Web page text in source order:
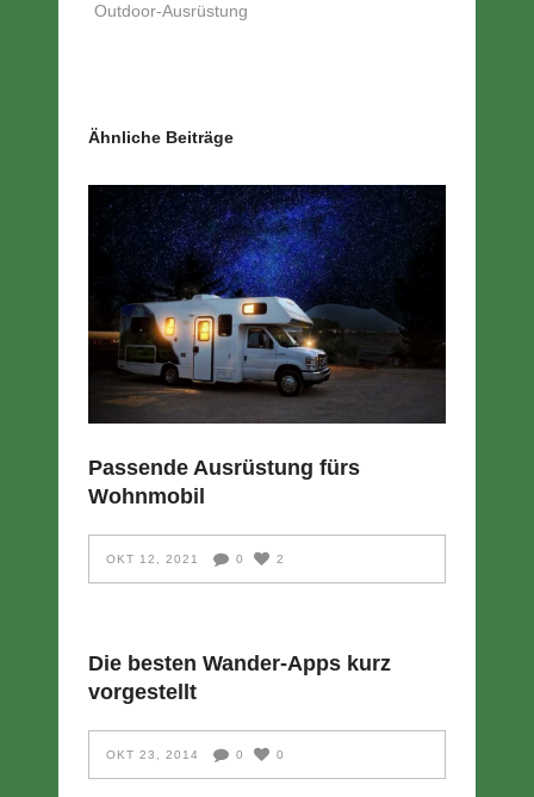
Outdoor-Ausrüstung
Ähnliche Beiträge
Passende Ausrüstung fürs
Wohnmobil
OKT 12, 2021 0 2
Die besten Wander-Apps kurz
vorgestellt
OKT 23, 2014 0 0